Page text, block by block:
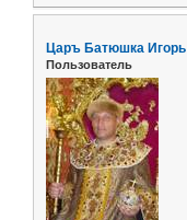
Царъ Батюшка Игорь
Пользователь